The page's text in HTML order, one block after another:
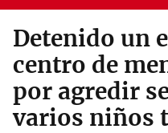
Detenido un
centro de
por agredir
varios niños